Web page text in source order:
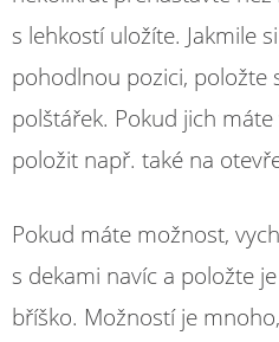
s lehkostí uložíte. Jakmile
pohodlnou pozici, položte
polštářek. Pokud jich
položit např. také na
Pokud máte možnost,
s dekami navíc a položte
bříško. Možností je